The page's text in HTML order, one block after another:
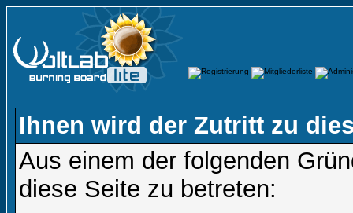
Ihnen wird der Zutritt zu
Aus einem der folgenden
diese Seite zu betreten: